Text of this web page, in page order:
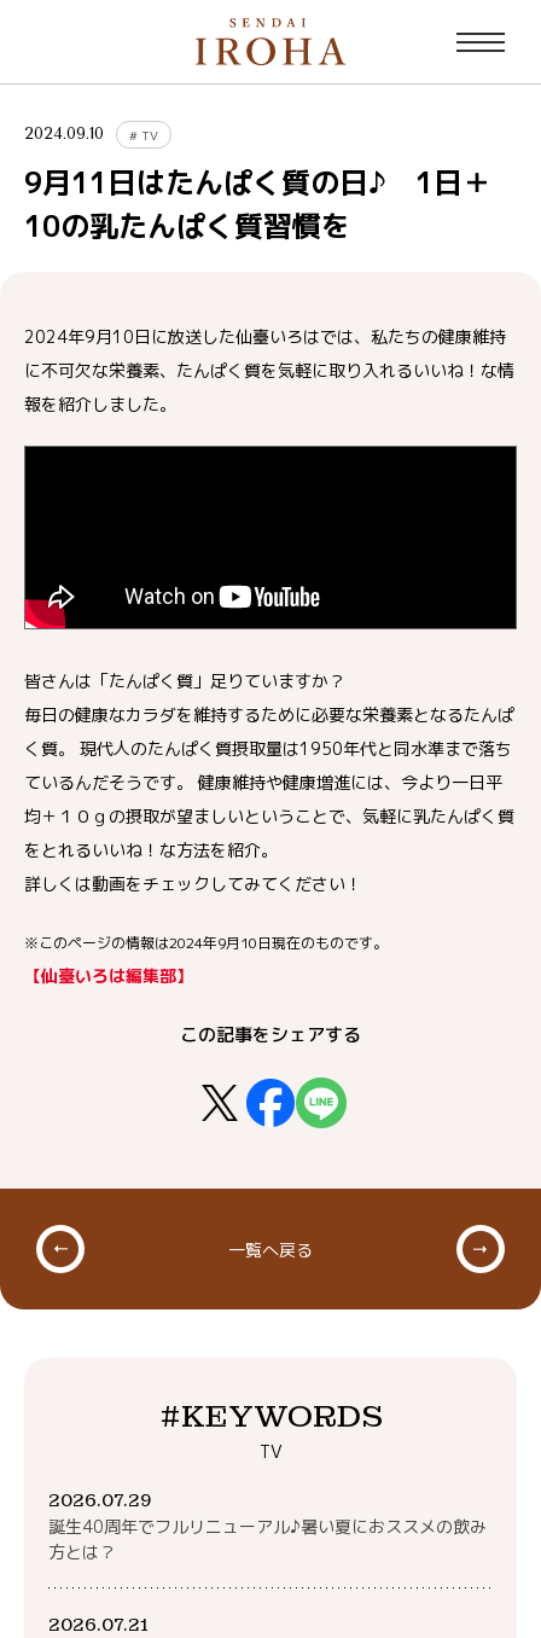
2024.09.10 # TV
9月11日はたんぱく質の日♪ 1日＋
10の乳たんぱく質習慣を
2024年9月10日に放送した仙臺いろはでは、私たちの健康維持
に不可欠な栄養素、たんぱく質を気軽に取り入れるいいね！な情
報を紹介しました。
皆さんは「たんぱく質」足りていますか？
毎日の健康なカラダを維持するために必要な栄養素となるたんぱ
く質。 現代人のたんぱく質摂取量は1950年代と同水準まで落ち
ているんだそうです。 健康維持や健康増進には、今より一日平
均＋１０ｇの摂取が望ましいということで、気軽に乳たんぱく質
をとれるいいね！な方法を紹介。
詳しくは動画をチェックしてみてください！
※このページの情報は2024年9月10日現在のものです。
【仙臺いろは編集部】
この記事をシェアする
一覧へ戻る
#KEYWORDS
TV
2026.07.29
誕生40周年でフルリニューアル♪暑い夏におススメの飲み
方とは？
2026.07.21